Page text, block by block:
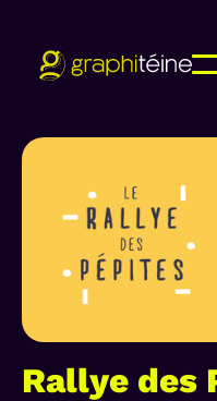
Rallye des